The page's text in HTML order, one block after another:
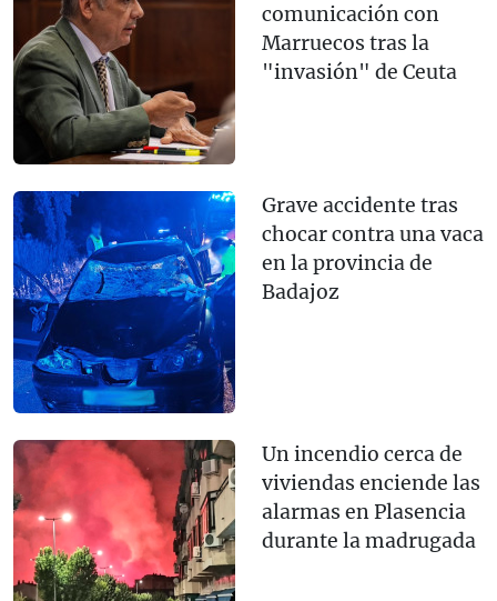
comunicación con
Marruecos tras la
"invasión" de Ceuta
Grave accidente tras
chocar contra una vaca
en la provincia de
Badajoz
Un incendio cerca de
viviendas enciende las
alarmas en Plasencia
durante la madrugada